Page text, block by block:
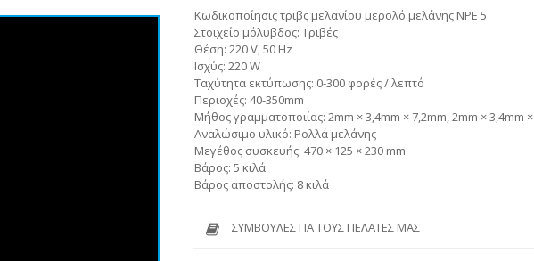
Κωδικοποίησις τριβς μελανίου μερολό μελάνης NPE 5
Στοιχείο μόλυβδος: Τριβές
Θέση: 220 V, 50 Hz
Ισχύς: 220 W
Ταχύτητα εκτύπωσης: 0-300 φορές / λεπτό
Περιοχές: 40-350mm
Μήθος γραμματοποιίας: 2mm × 3,4mm × 7,2mm, 2mm × 3,4mm
Αναλώσιμο υλικό: Ρολλά μελάνης
Μεγέθος συσκευής: 470 × 125 × 230 mm
Βάρος: 5 κιλά
Βάρος αποστολής: 8 κιλά
ΣΥΜΒΟΥΛΈΣ ΓΙΑ ΤΟΥΣ ΠΕΛΆΤΕΣ ΜΑΣ